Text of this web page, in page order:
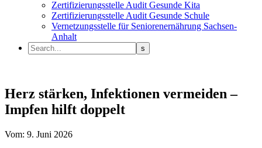
Zertifizierungsstelle Audit Gesunde Kita
Zertifizierungsstelle Audit Gesunde Schule
Vernetzungsstelle für Seniorenernährung Sachsen-
Anhalt
Herz stärken, Infektionen vermeiden –
Impfen hilft doppelt
Vom: 9. Juni 2026